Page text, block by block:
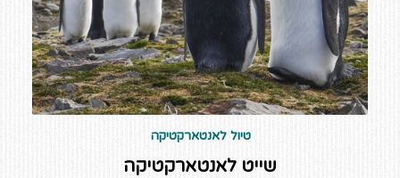
טיול לאנטארקטיקה
שייט לאנטארקטיקה